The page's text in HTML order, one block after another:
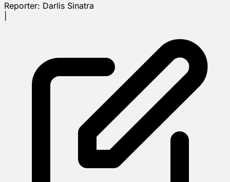
Reporter: Darlis Sinatra